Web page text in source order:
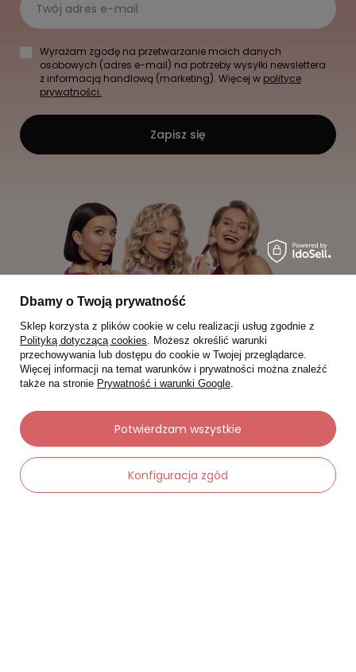
Twój adres e-mail
Wyrażam zgodę na przetwarzanie moich danych
osobowych (adres e-mail) na potrzeby wysyłki newslettera
z informacją handlową (marketing). Więcej w polityce
prywatności.
Zapisz się
Moje zamówienia
Status zamówienia
Śledzenie przesyłki
Dbamy o Twoją prywatność
Sklep korzysta z plików cookie w celu realizacji usług zgodnie z
Polityką dotyczącą cookies. Możesz określić warunki
przechowywania lub dostępu do cookie w Twojej przeglądarce.
Więcej informacji na temat warunków i prywatności można znaleźć
także na stronie Prywatność i warunki Google.
Konfiguracja zgód
Potwierdzam wszystkie